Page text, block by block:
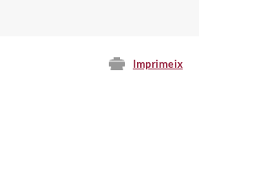
Imprimeix